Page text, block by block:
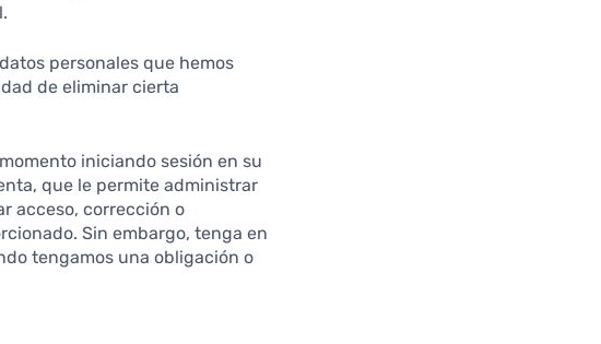
personales que hemos
de eliminar cierta
iniciando sesión en su
que le permite administrar
acceso, corrección o
Sin embargo, tenga en
tengamos una obligación o